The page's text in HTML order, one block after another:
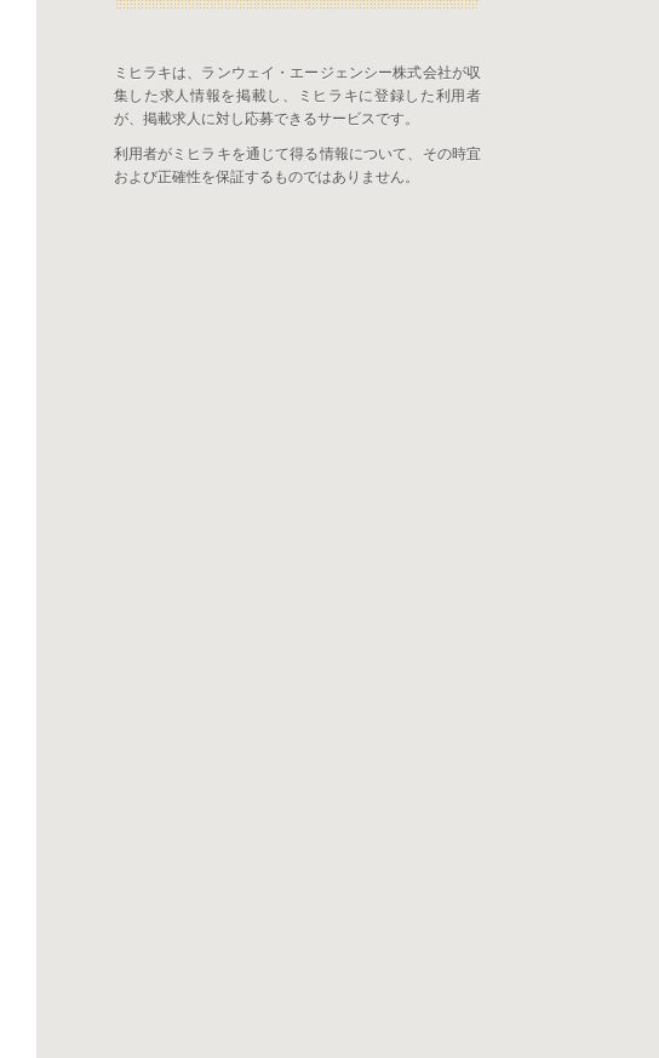
ミヒラキは、ランウェイ・エージェンシー株式会社が収
集した求人情報を掲載し、ミヒラキに登録した利用者
が、掲載求人に対し応募できるサービスです。
利用者がミヒラキを通じて得る情報について、その時宜
および正確性を保証するものではありません。